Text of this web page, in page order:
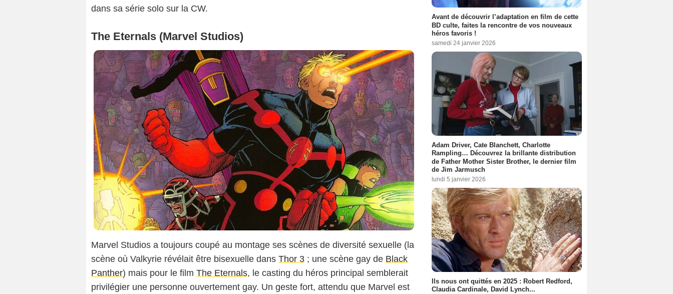
dans sa série solo sur la CW.
The Eternals (Marvel Studios)
Marvel Studios a toujours coupé au montage ses scènes de diversité sexuelle (la
scène où Valkyrie révélait être bisexuelle dans Thor 3 ; une scène gay de Black
Panther) mais pour le film The Eternals, le casting du héros principal semblerait
privilégier une personne ouvertement gay. Un geste fort, attendu que Marvel est
Avant de découvrir l’adaptation en film de cette
BD culte, faites la rencontre de vos nouveaux
héros favoris !
samedi 24 janvier 2026
Adam Driver, Cate Blanchett, Charlotte
Rampling… Découvrez la brillante distribution
de Father Mother Sister Brother, le dernier film
de Jim Jarmusch
lundi 5 janvier 2026
Ils nous ont quittés en 2025 : Robert Redford,
Claudia Cardinale, David Lynch...